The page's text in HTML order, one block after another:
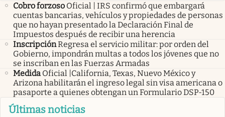
Cobro forzoso Oficial | IRS confirmó que embargará
cuentas bancarias, vehículos y propiedades de personas
que no hayan presentado la Declaración Final de
Impuestos después de recibir una herencia
InscripciónRegresa el servicio militar: por orden del
Gobierno, impondrán multas a todos los jóvenes que no
se inscriban en las Fuerzas Armadas
Medida Oficial |California, Texas, Nuevo México y
Arizona habilitarán el ingreso legal sin visa americana o
pasaporte a quienes obtengan un Formulario DSP-150
Últimas noticias